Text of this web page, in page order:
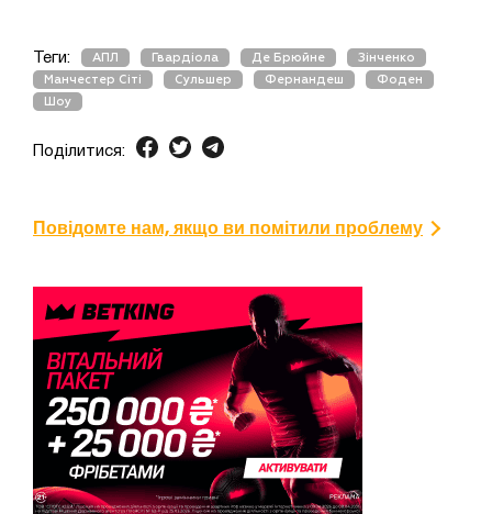
Теги: АПЛ Гвардіола Де Брюйне
Зінченко
Манчестер Сіті
Сульшер Фернандеш
Фоден
Шоу
Поділитися:
Повідомте нам, якщо ви помітили проблему